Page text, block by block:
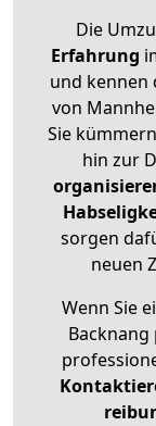
Die
Erfahrung
und kennen
von
Sie
hin zur
sorgen
neuen
Wenn Sie